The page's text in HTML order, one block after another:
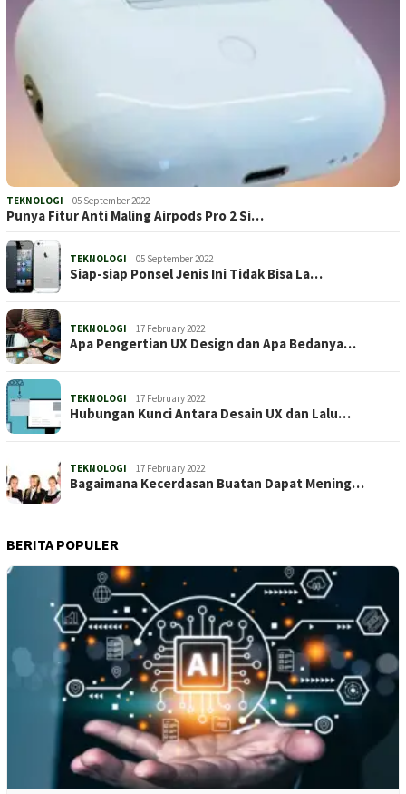
TEKNOLOGI 05 September 2022
Punya Fitur Anti Maling Airpods Pro 2 Si…
TEKNOLOGI 05 September 2022
Siap-siap Ponsel Jenis Ini Tidak Bisa La…
TEKNOLOGI 17 February 2022
Apa Pengertian UX Design dan Apa Bedanya…
TEKNOLOGI 17 February 2022
Hubungan Kunci Antara Desain UX dan Lalu…
TEKNOLOGI 17 February 2022
Bagaimana Kecerdasan Buatan Dapat Mening…
BERITA POPULER